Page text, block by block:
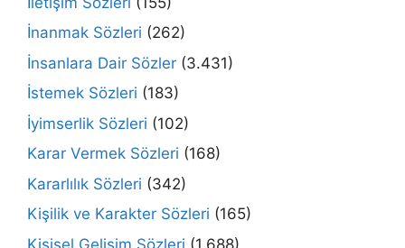
İnanmak Sözleri (262)
İnsanlara Dair Sözler (3.431)
İstemek Sözleri (183)
İyimserlik Sözleri (102)
Karar Vermek Sözleri (168)
Kararlılık Sözleri (342)
Kişilik ve Karakter Sözleri (165)
Kişisel Gelişim Sözleri (1.688)